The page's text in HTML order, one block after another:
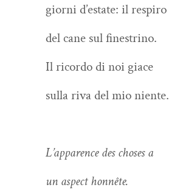
giorni d’es­tate: il respiro
del cane sul finestrino.
Il ricor­do di noi giace
sul­la riva del mio niente.
L’ap­parence des choses a
un aspect honnête.